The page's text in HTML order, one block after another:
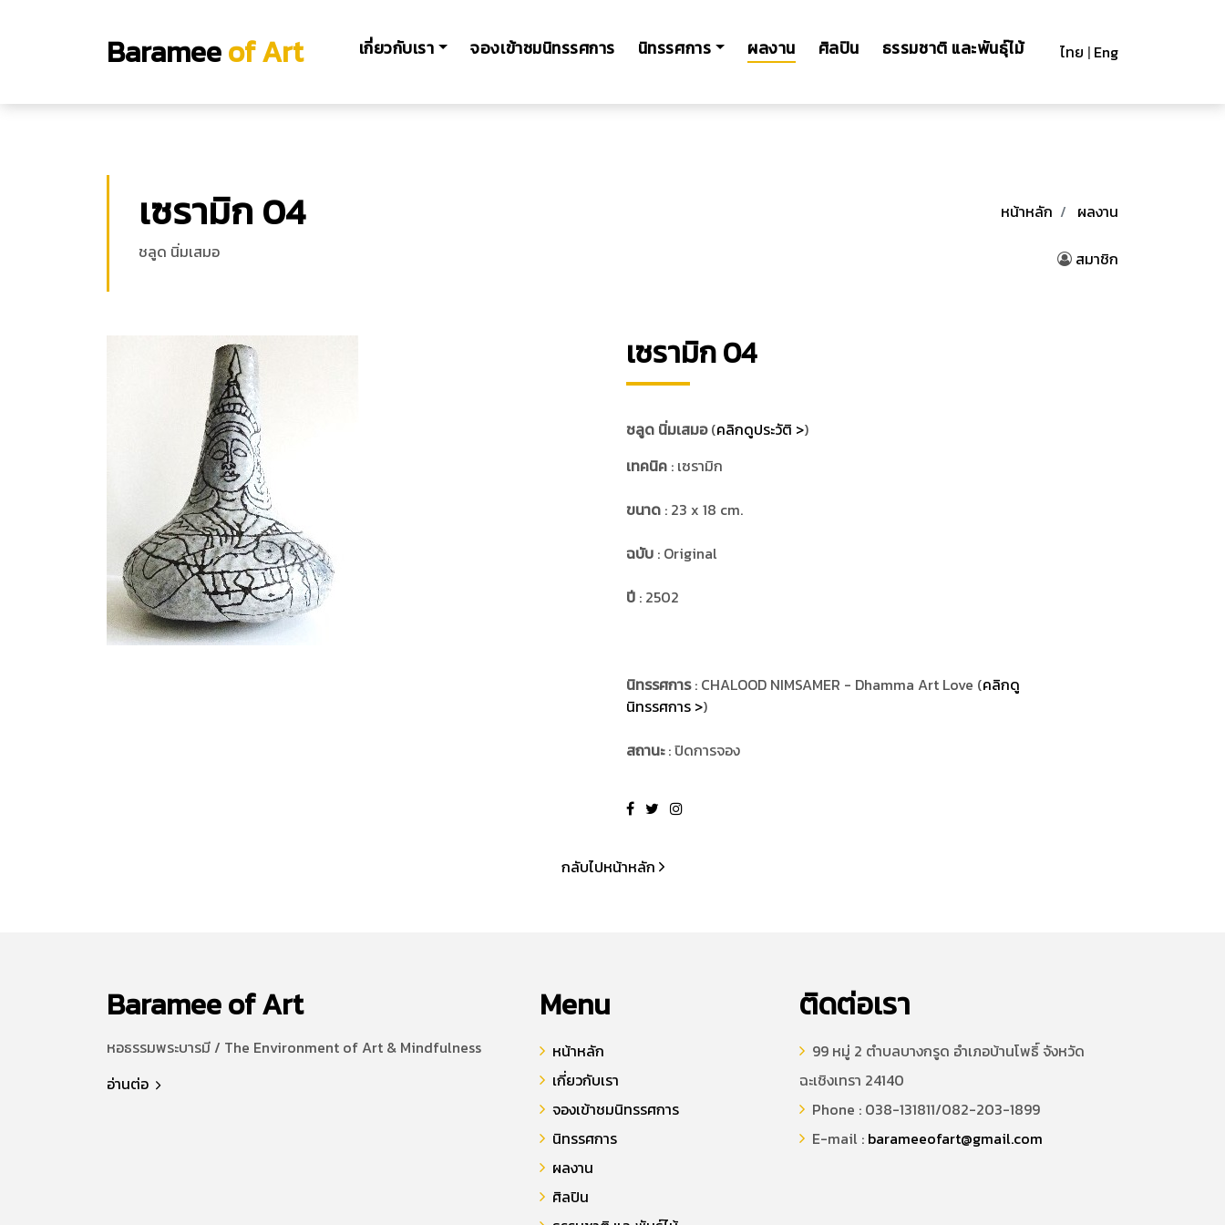
Barameeof Art เกี่ยวกับเรา จองเข้าชมนิทรรศการ นิทรรศการ ผลงาน ศิลปิน ธรรมชาติ และพันธุ์ไม้ ไทย | Eng
เซรามิก 04
ชลูด นิ่มเสมอ
หน้าหลัก ผลงาน
สมาชิก
เซรามิก 04
ชลูด นิ่มเสมอ(คลิกดูประวัติ >)
เทคนิค : เซรามิก
ขนาด : 23 x 18 cm.
ฉบับ : Original
ปี : 2502
นิทรรศการ: CHALOOD NIMSAMER - Dhamma Art Love (คลิกดู
นิทรรศการ >)
สถานะ: ปิดการจอง
กลับไปหน้าหลัก
Baramee of Art
หอธรรมพระบารมี / The Environment of Art & Mindfulness
อ่านต่อ
Menu
หน้าหลัก
เกี่ยวกับเรา
จองเข้าชมนิทรรศการ
นิทรรศการ
ผลงาน
ศิลปิน
ติดต่อเรา
99 หมู่ 2 ตำบลบางกรูด อำเภอบ้านโพธิ์ จังหวัด
ฉะเชิงเทรา 24140
Phone : 038-131811/082-203-1899
E-mail : barameeofart@gmail.com